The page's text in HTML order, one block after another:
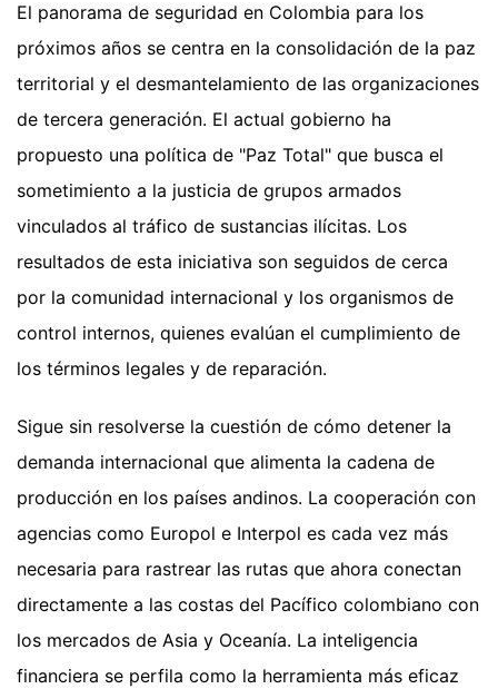
El panorama de seguridad en Colombia para los
próximos años se centra en la consolidación de la paz
territorial y el desmantelamiento de las organizaciones
de tercera generación. El actual gobierno ha
propuesto una política de "Paz Total" que busca el
sometimiento a la justicia de grupos armados
vinculados al tráfico de sustancias ilícitas. Los
resultados de esta iniciativa son seguidos de cerca
por la comunidad internacional y los organismos de
control internos, quienes evalúan el cumplimiento de
los términos legales y de reparación.
Sigue sin resolverse la cuestión de cómo detener la
demanda internacional que alimenta la cadena de
producción en los países andinos. La cooperación con
agencias como Europol e Interpol es cada vez más
necesaria para rastrear las rutas que ahora conectan
directamente a las costas del Pacífico colombiano con
los mercados de Asia y Oceanía. La inteligencia
financiera se perfila como la herramienta más eficaz